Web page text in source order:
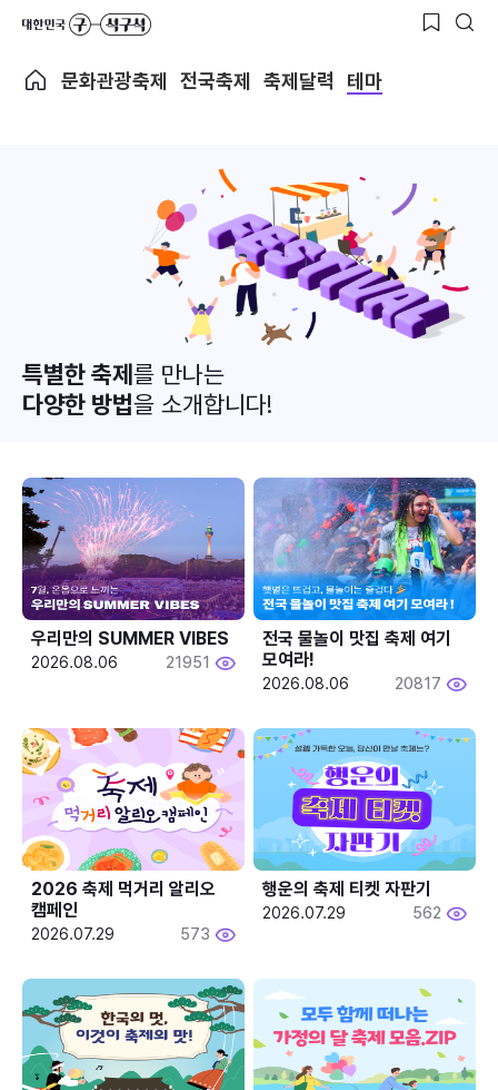
문화관광축제 전국축제 축제달력 테마
특별한 축제를 만나는
다양한 방법을 소개합니다!
우리만의 SUMMER VIBES
2026.08.06 21951
전국 물놀이 맛집 축제 여기
모여라!
2026.08.06 20817
2026 축제 먹거리 알리오
캠페인
2026.07.29 573
행운의 축제 티켓 자판기
2026.07.29 562